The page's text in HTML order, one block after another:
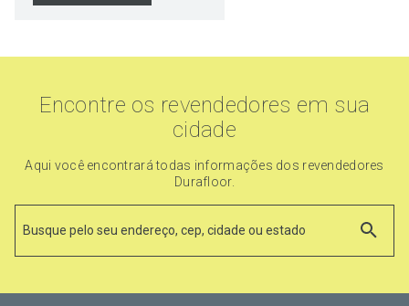
Encontre os revendedores em sua
cidade
Aqui você encontrará todas informações dos revendedores
Durafloor.